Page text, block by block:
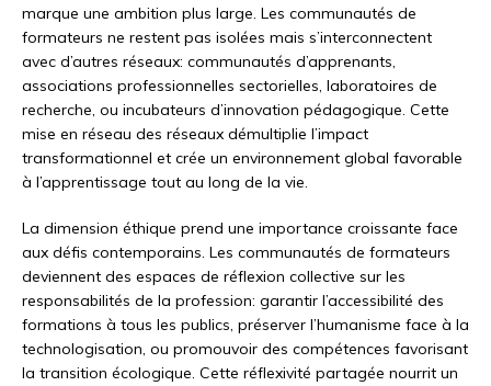
marque une ambition plus large. Les communautés de
formateurs ne restent pas isolées mais s’interconnectent
avec d’autres réseaux: communautés d’apprenants,
associations professionnelles sectorielles, laboratoires de
recherche, ou incubateurs d’innovation pédagogique. Cette
mise en réseau des réseaux démultiplie l’impact
transformationnel et crée un environnement global favorable
à l’apprentissage tout au long de la vie.
La dimension éthique prend une importance croissante face
aux défis contemporains. Les communautés de formateurs
deviennent des espaces de réflexion collective sur les
responsabilités de la profession: garantir l’accessibilité des
formations à tous les publics, préserver l’humanisme face à la
technologisation, ou promouvoir des compétences favorisant
la transition écologique. Cette réflexivité partagée nourrit un